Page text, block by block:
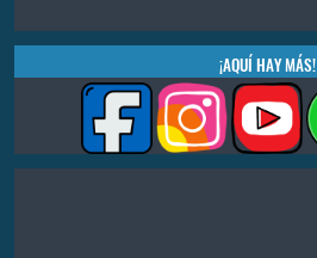
¡AQUÍ HAY MÁS!